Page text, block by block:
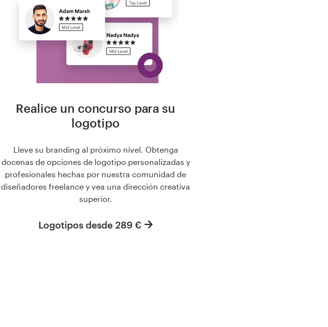
Realice un concurso para su
logotipo
Lleve su branding al próximo nivel. Obtenga
docenas de opciones de logotipo personalizadas y
profesionales hechas por nuestra comunidad de
diseñadores freelance y vea una dirección creativa
superior.
Logotipos desde 289 €